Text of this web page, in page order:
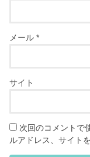
メール*
サイト
次回のコメントで
ルアドレス、サイト